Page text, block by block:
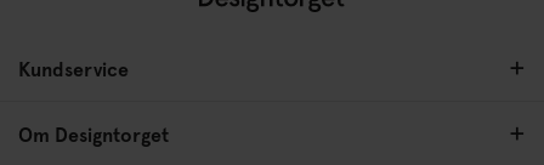
Kundservice
Om Designtorget